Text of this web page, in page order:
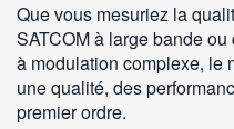
Que vous mesuriez la
SATCOM à large bande
à modulation complexe, le
une qualité, des
premier ordre.